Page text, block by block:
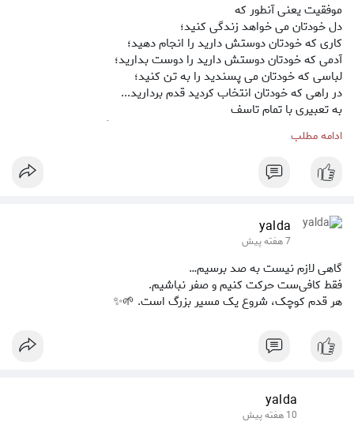
موفقیت یعنی آنطور که
دل خودتان می خواهد زندگی کنید؛
کاری که خودتان دوستش دارید را انجام دهید؛
آدمی که خودتان دوستش دارید را دوست بدارید؛
لباسی که خودتان می پسندید را به تن کنید؛
در راهی که خودتان انتخاب کردید قدم بردارید...
به تعبیری با تمام تاسف
"ما بیشتر می پسندیم که خوشبخت نباشیم اما دیگران ما را خوشبخت
بدانند تا این که خوشبخت باشیم اما دیگران ما را بدبخت بدانند..."
👤آنتونی رابینز
ادامه مطلب
yalda
7 هفته پیش
گاهی لازم نیست به صد برسیم…
فقط کافی‌ست حرکت کنیم و صفر نباشیم.
هر قدم کوچک، شروع یک مسیر بزرگ است. 🌱✨
yalda
10 هفته پیش